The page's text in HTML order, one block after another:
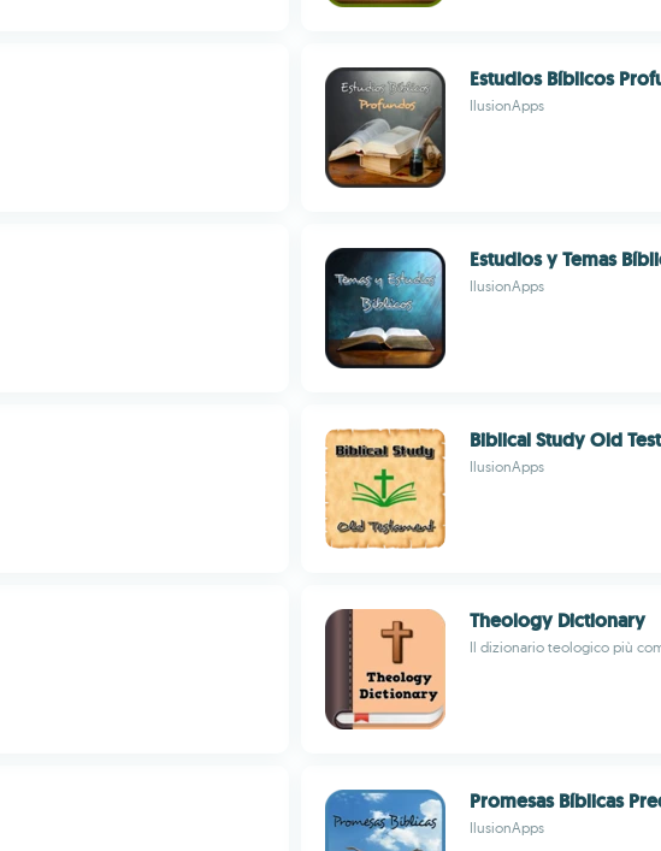
Estudios Bíblicos
IlusionApps
Estudios y Temas
IlusionApps
Biblical Study Old
IlusionApps
Theology Dictionary
Il dizionario teologico più
Promesas Bíblicas
IlusionApps